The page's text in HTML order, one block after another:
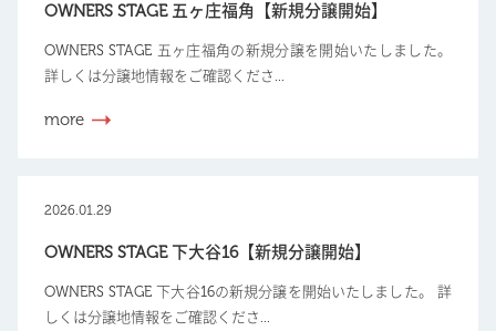
OWNERS STAGE 五ヶ庄福角【新規分譲開始】
OWNERS STAGE 五ヶ庄福角の新規分譲を開始いたしました。
詳しくは分譲地情報をご確認くださ...
more
2026.01.29
OWNERS STAGE 下大谷16【新規分譲開始】
OWNERS STAGE 下大谷16の新規分譲を開始いたしました。 詳
しくは分譲地情報をご確認くださ...